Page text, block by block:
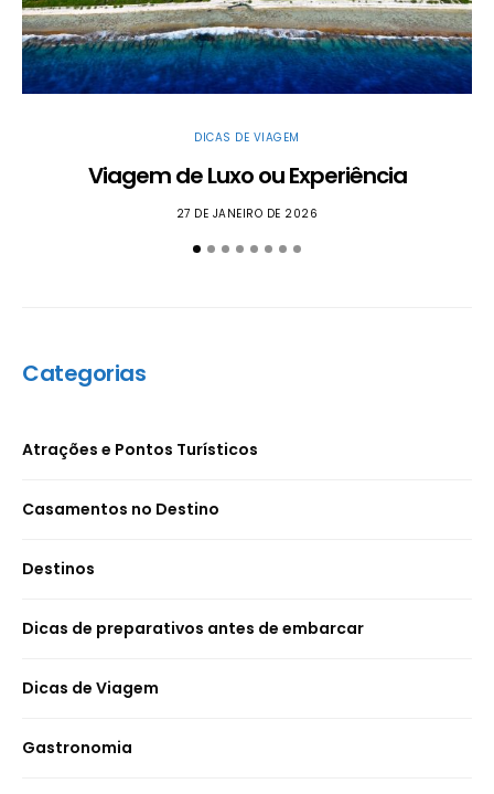
DICAS DE VIAGEM
Viagem de Luxo ou Experiência
27 DE JANEIRO DE 2026
Categorias
Atrações e Pontos Turísticos
Casamentos no Destino
Destinos
Dicas de preparativos antes de embarcar
Dicas de Viagem
Gastronomia